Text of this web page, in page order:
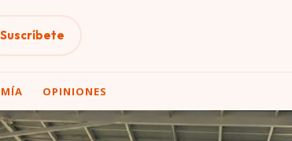
Suscríbete
OPINIONES